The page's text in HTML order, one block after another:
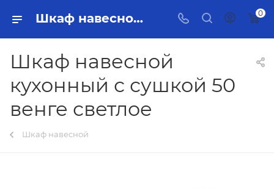
Шкаф навесной кухонный с сушкой 50 венге светлое Тольятти - купить в интернет-магазине, каталог с ценами и характеристиками 0
Шкаф навесной
кухонный с сушкой 50
венге светлое
Шкаф навесной